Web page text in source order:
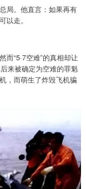
局。他直言：如果再有
以走。
“5·7空难”的真相却让
来被确定为空难的罪魁
，而萌生了炸毁飞机骗